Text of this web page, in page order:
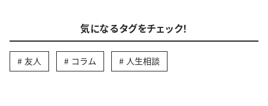
気になるタグをチェック！
友人 コラム 人生相談